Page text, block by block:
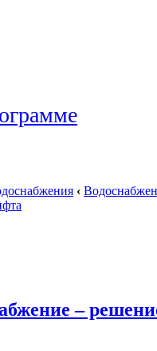
‹
–